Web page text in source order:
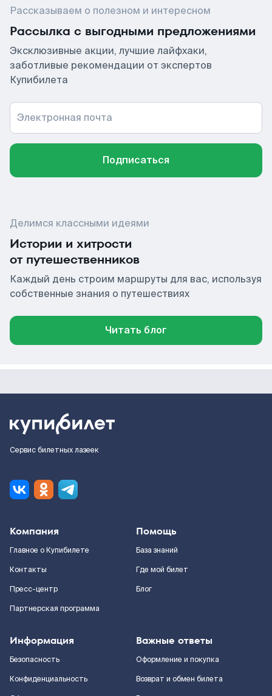
Рассказываем о полезном и интересном
Рассылка с выгодными предложениями
Эксклюзивные акции, лучшие лайфхаки,
заботливые рекомендации от экспертов
Купибилета
Электронная почта
Подписаться
Делимся классными идеями
Истории и хитрости
от путешественников
Каждый день строим маршруты для вас, используя
собственные знания о путешествиях
Читать блог
Сервис билетных лазеек
Компания
Главное о Купибилете
Контакты
Пресс-центр
Партнерская программа
Помощь
База знаний
Где мой билет
Блог
Информация
Безопасность
Конфиденциальность
Важные ответы
Оформление и покупка
Возврат и обмен билета